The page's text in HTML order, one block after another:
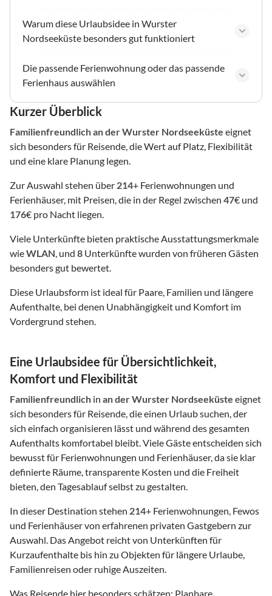
Warum diese Urlaubsidee in Wurster
Nordseeküste besonders gut funktioniert
Die passende Ferienwohnung oder das passende
Ferienhaus auswählen
Kurzer Überblick
Familienfreundlichan der Wurster Nordseeküste eignet
sich besonders für Reisende, die Wert auf Platz, Flexibilität
und eine klare Planung legen.
Zur Auswahl stehen über 214+ Ferienwohnungen und
Ferienhäuser, mit Preisen, die in der Regel zwischen 47€ und
176€ pro Nacht liegen.
Viele Unterkünfte bieten praktische Ausstattungsmerkmale
wieWLAN, und 8 Unterkünfte wurden von früheren Gästen
besonders gut bewertet.
Diese Urlaubsform ist ideal für Paare, Familien und längere
Aufenthalte, bei denen Unabhängigkeit und Komfort im
Vordergrund stehen.
Eine Urlaubsidee für Übersichtlichkeit,
Komfort und Flexibilität
Familienfreundlich in an der Wurster Nordseeküste eignet
sich besonders für Reisende, die einen Urlaub suchen, der
sich einfach organisieren lässt und während des gesamten
Aufenthalts komfortabel bleibt. Viele Gäste entscheiden sich
bewusst für Ferienwohnungen und Ferienhäuser, da sie klar
definierte Räume, transparente Kosten und die Freiheit
bieten, den Tagesablauf selbst zu gestalten.
In dieser Destination stehen 214+ Ferienwohnungen, Fewos
und Ferienhäuser von erfahrenen privaten Gastgebern zur
Auswahl. Das Angebot reicht von Unterkünften für
Kurzaufenthalte bis hin zu Objekten für längere Urlaube,
Familienreisen oder ruhige Auszeiten.
Was Reisende hier besonders schätzen: Planbare